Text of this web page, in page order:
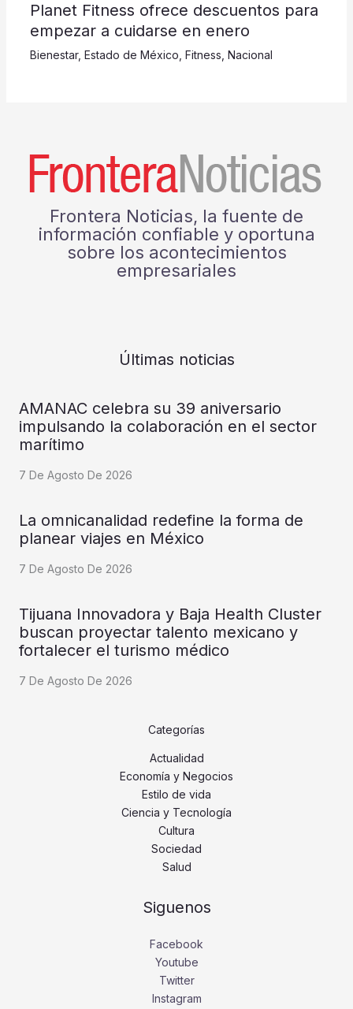
Planet Fitness ofrece descuentos para
empezar a cuidarse en enero
Bienestar, Estado de México Fitness Nacional
Frontera Noticias, la fuente de
información confiable y oportuna
sobre los acontecimientos
empresariales
Últimas noticias
AMANAC celebra su 39 aniversario
impulsando la colaboración en el sector
marítimo
7 De Agosto De 2026
La omnicanalidad redefine la forma de
planear viajes en México
7 De Agosto De 2026
Tijuana Innovadora y Baja Health Cluster
buscan proyectar talento mexicano y
fortalecer el turismo médico
7 De Agosto De 2026
Categorías
Actualidad
Economía y Negocios
Estilo de vida
Ciencia y Tecnología
Cultura
Sociedad
Salud
Siguenos
Facebook
Youtube
Twitter
Instagram